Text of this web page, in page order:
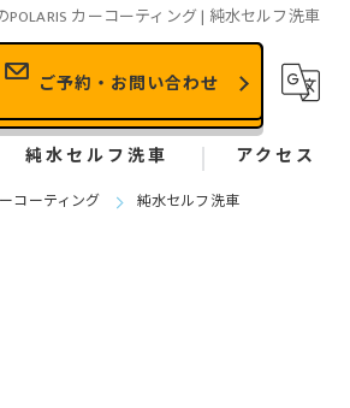
カーコーティング | 純水セルフ洗車
ご予約・お問い合わせ
純水セルフ洗車 アクセス
コーティング 純水セルフ洗車